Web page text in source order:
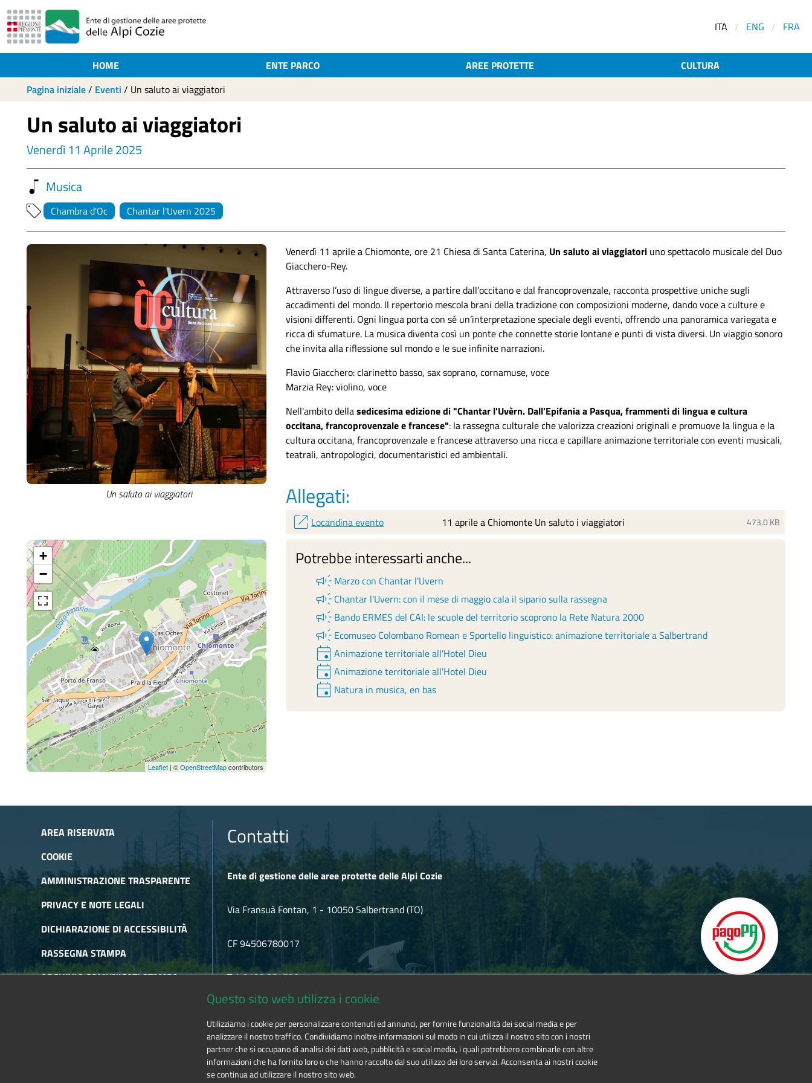
ITA / ENG / FRA
HOME ENTE PARCO AREE PROTETTE
CULTURA
Pagina iniziale/ Eventi / Un saluto ai viaggiatori
Un saluto ai viaggiatori
Venerdì 11 Aprile 2025
Musica
Chambra d'Oc Chantar l'Uvern 2025
Un saluto ai viaggiatori
+
−
Leaflet | ©OpenStreetMapcontributors
Venerdì 11 aprile a Chiomonte, ore 21 Chiesa di Santa Caterina, Un saluto ai viaggiatori uno spettacolo musicale del Duo
Giacchero-Rey.
Attraverso l’uso di lingue diverse, a partire dall’occitano e dal francoprovenzale, racconta prospettive uniche sugli
accadimenti del mondo. Il repertorio mescola brani della tradizione con composizioni moderne, dando voce a culture e
visioni differenti. Ogni lingua porta con sé un’interpretazione speciale degli eventi, offrendo una panoramica variegata e
ricca di sfumature. La musica diventa così un ponte che connette storie lontane e punti di vista diversi. Un viaggio sonoro
che invita alla riflessione sul mondo e le sue infinite narrazioni.
Flavio Giacchero: clarinetto basso, sax soprano, cornamuse, voce
Marzia Rey: violino, voce
Nell'ambito dellasedicesima edizione di "Chantar l'Uvèrn. Dall’Epifania a Pasqua, frammenti di lingua e cultura
occitana, francoprovenzale e francese": la rassegna culturale che valorizza creazioni originalie promuove la lingua e la
cultura occitana, francoprovenzale e francese attraverso una ricca e capillareanimazioneterritoriale coneventi musicali,
teatrali, antropologici, documentaristici ed ambientali.
Allegati:
open_in_newLocandina evento 11 aprile a Chiomonte Un saluto i viaggiatori 473,0 KB
Potrebbe interessarti anche...
campaign Marzo con Chantar l’Uvern
campaign Chantar l'Uvern: con il mese di maggio cala il sipario sulla rassegna
campaign Bando ERMES del CAI: le scuole del territorio scoprono la Rete Natura 2000
campaign Ecomuseo Colombano Romean e Sportello linguistico: animazione territoriale a Salbertrand
eventAnimazione territoriale all'Hotel Dieu
eventAnimazione territoriale all'Hotel Dieu
event Natura in musica, en bas
AREA RISERVATA
COOKIE
AMMINISTRAZIONE TRASPARENTE
PRIVACY E NOTE LEGALI
DICHIARAZIONE DI ACCESSIBILITÀ
RASSEGNA STAMPA
ARCHIVIO COMUNICATI STAMPA
Contatti
Ente di gestione delle aree protette delle Alpi Cozie
Via Fransuà Fontan, 1 - 10050 Salbertrand (TO)
CF 94506780017
Tel. 0122.854720
Questo sito web utilizza i cookie
Utilizziamo i cookie per personalizzare contenuti ed annunci, per fornire funzionalità dei social media e per
analizzare il nostro traffico. Condividiamo inoltre informazioni sul modo in cui utilizza il nostro sito con i nostri
partner che si occupano di analisi dei dati web, pubblicità e social media, i quali potrebbero combinarle con altre
informazioni che ha fornito loro o che hanno raccolto dal suo utilizzo dei loro servizi. Acconsenta ai nostri cookie
se continua ad utilizzare il nostro sito web.